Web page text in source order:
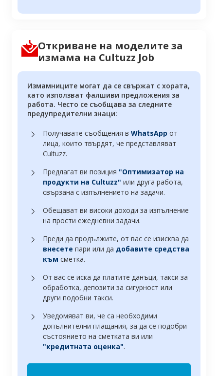
Откриване на моделите за
измама на Cultuzz Job
Измамниците могат да се свържат с хората,
като използват фалшиви предложения за
работа. Често се съобщава за следните
предупредителни знаци:
Получавате съобщения в WhatsApp от
лица, които твърдят, че представляват
Cultuzz.
Предлагат ви позиция "Оптимизатор на
продукти на Cultuzz" или друга работа,
свързана с изпълнението на задачи.
Обещават ви високи доходи за изпълнение
на прости ежедневни задачи.
Преди да продължите, от вас се изисква да
внесете пари или да добавите средства
към сметка.
От вас се иска да платите данъци, такси за
обработка, депозити за сигурност или
други подобни такси.
Уведомяват ви, че са необходими
допълнителни плащания, за да се подобри
състоянието на сметката ви или
"кредитната оценка".